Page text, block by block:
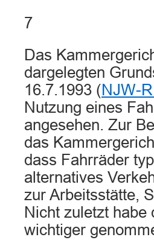
7
Das
dargelegten
16.7.1993 (NJW-
Nutzung eines
angesehen. Zur
das
dass Fahrräder
alternatives
zur Arbeitsstätte,
Nicht zuletzt
wichtiger